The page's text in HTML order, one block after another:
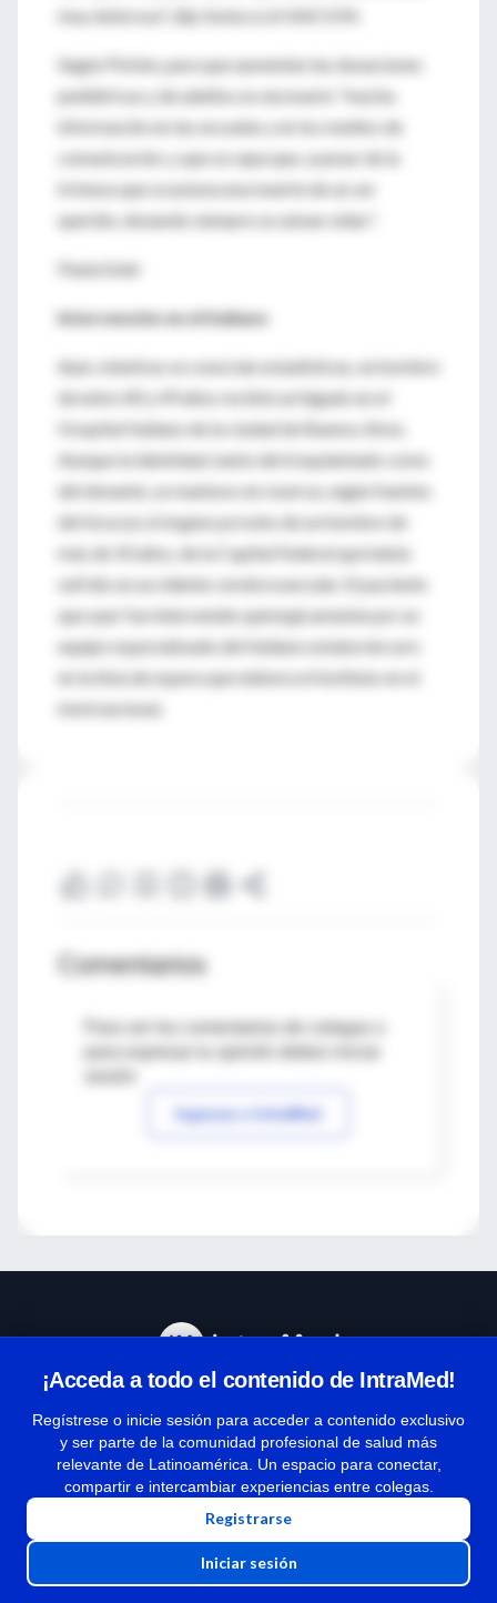
muy dolorosa", dijo Sonia a LA NACION.
Según Pichón, para que aumenten las donaciones
pediátricas y de adultos es necesario "mucha
información en las escuelas y en los medios de
comunicación, y que se sepa que, a pesar de la
tristeza que ocasiona una muerte de un ser
querido, donando siempre se salvan vidas".
Paula Soler
Intervención en el Italiano
Ayer, mientras se conocían estadísticas, un hombre
de entre 40 y 49 años recibió un hígado en el
Hospital Italiano de la ciudad de Buenos Aires.
Aunque la identidad, tanto del trasplantado como
del donante, se mantuvo en reserva, según fuentes
del Incucai, el órgano provino de un hombre de
más de 50 años, de la Capital Federal que había
sufrido un accidente cerebrovascular. El paciente
que ayer fue intervenido quirúrgicamente por un
equipo especializado del Italiano estaba tercero
en la lista de espera que elabora el instituto en el
nivel nacional.
Comentarios
Para ver los comentarios de colegas o
Ingresar a IntraMed
¡Acceda a todo el contenido de IntraMed!
Regístrese o inicie sesión para acceder a contenido exclusivo
y ser parte de la comunidad profesional de salud más
relevante de Latinoamérica. Un espacio para conectar,
compartir e intercambiar experiencias entre colegas.
Registrarse
Iniciar sesión
Términos y condiciones
| Políticas de privacidad
| Todos los derechos reservados | Copyright 1997-2026